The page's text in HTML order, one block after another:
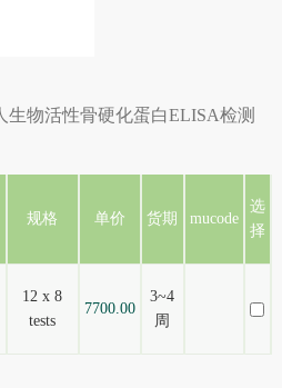
生物活性骨硬化蛋白ELISA检测
规格 单价 货期 mucode
选
择
12 x 8
tests
7700.00
3~4
周